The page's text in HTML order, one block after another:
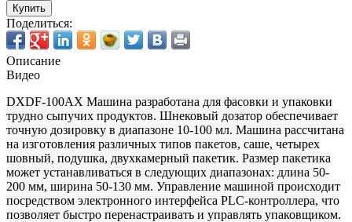
Купить
Поделиться:
Описание
Видео
DXDF-100AX Машина разработана для фасовки и упаковки
трудно сыпучих продуктов. Шнековый дозатор обеспечивает
точную дозировку в диапазоне 10-100 мл. Машина рассчитана
на изготовления различных типов пакетов, саше, четырех
шовный, подушка, двухкамерный пакетик. Размер пакетика
может устанавливаться в следующих диапазонах: длина 50-
200 мм, ширина 50-130 мм. Управление машиной происходит
посредством электронного интерфейса PLC-контроллера, что
позволяет быстро перенастраивать и управлять упаковщиком.